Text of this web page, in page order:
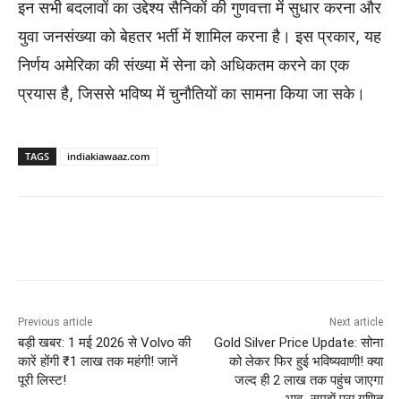
इन सभी बदलावों का उद्देश्य सैनिकों की गुणवत्ता में सुधार करना और
युवा जनसंख्या को बेहतर भर्ती में शामिल करना है। इस प्रकार, यह
निर्णय अमेरिका की संख्या में सेना को अधिकतम करने का एक
प्रयास है, जिससे भविष्य में चुनौतियों का सामना किया जा सके।
TAGS indiakiawaaz.com
Previous article
बड़ी खबर: 1 मई 2026 से Volvo की
कारें होंगी ₹1 लाख तक महंगी! जानें
पूरी लिस्ट!
Next article
Gold Silver Price Update: सोना
को लेकर फिर हुई भविष्यवाणी! क्या
जल्द ही 2 लाख तक पहुंच जाएगा